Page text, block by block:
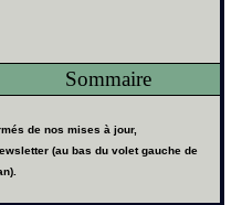
Sommaire
de nos mises à jour,
(au bas du volet gauche de